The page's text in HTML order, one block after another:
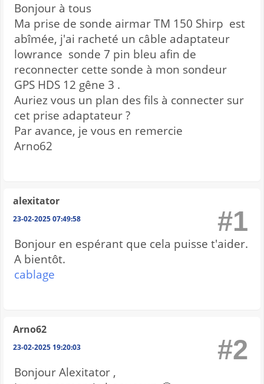
Bonjour à tous
Ma prise de sonde airmar TM 150 Shirp est
abîmée, j'ai racheté un câble adaptateur
lowrance sonde 7 pin bleu afin de
reconnecter cette sonde à mon sondeur
GPS HDS 12 gêne 3 .
Auriez vous un plan des fils à connecter sur
cet prise adaptateur ?
Par avance, je vous en remercie
Arno62
alexitator
23-02-2025 07:49:58 #1
Bonjour en espérant que cela puisse t'aider.
A bientôt.
cablage
Arno62
23-02-2025 19:20:03 #2
Bonjour Alexitator ,